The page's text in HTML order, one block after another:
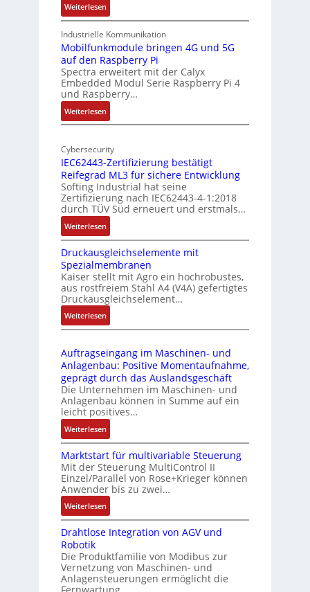
I
a
n
d
g
e
Weiterlesen:
1
9
-
Z
o
l
l
-
I
d
u
t
r
i
e
-
P
C
l
ä
s
s
s
i
c
h
f
l
e
x
i
b
e
l
f
ü
r
i
e
A
Industrielle Kommunikation
Mobilfunkmodule bringen 4G und 5G
auf den Raspberry Pi
Spectra erweitert mit der Calyx
Embedded Modul Serie Raspberry Pi 4
und Raspberry…
Weiterlesen:
M
b
i
f
u
n
k
m
o
d
u
l
e
b
r
i
n
e
n
4
G
u
n
d
5
G
a
u
f
e
n
R
Cybersecurity
IEC62443-Zertifizierung bestätigt
Reifegrad ML3 für sichere Entwicklung
Softing Industrial hat seine
Zertifizierung nach IEC62443-4-1:2018
durch TÜV Süd erneuert und erstmals…
Weiterlesen:
I
E
C
6
2
4
4
3
Z
e
r
t
i
i
e
r
n
g
e
s
t
Druckausgleichselemente mit
Spezialmembranen
Kaiser stellt mit Agro ein hochrobustes,
aus rostfreiem Stahl A4 (V4A) gefertigtes
Druckausgleichselement…
Weiterlesen:
D
u
c
k
a
u
s
g
l
e
i
c
h
s
e
m
e
Auftragseingang im Maschinen- und
Anlagenbau: Positive Momentaufnahme,
geprägt durch das Auslandsgeschäft
Die Unternehmen im Maschinen- und
Anlagenbau können in Summe auf ein
leicht positives…
Weiterlesen:
A
u
f
t
r
a
g
s
i
n
g
Marktstart für multivariable Steuerung
Mit der Steuerung MultiControl II
Einzel/Parallel von Rose+Krieger können
Anwender bis zu zwei…
Weiterlesen:
M
a
k
t
s
Drahtlose Integration von AGV und
Robotik
Die Produktfamilie von Modibus zur
Vernetzung von Maschinen- und
Anlagensteuerungen ermöglicht die